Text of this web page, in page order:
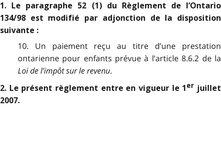
1. Le paragraphe 52 (1) du Règlement de l’Ontario
134/98 est modifié par adjonction de la disposition
suivante :
10. Un paiement reçu au titre d’une prestation
ontarienne pour enfants prévue à l’article 8.6.2 de la
Loi de l’impôt sur le revenu.
2. Le présent règlement entre en vigueur le 1 er juillet
2007.